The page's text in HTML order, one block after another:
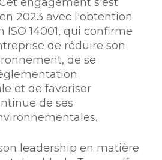
engagement s'est
2023 avec l'obtention
14001, qui confirme
de réduire son
de se
et de favoriser
de ses
leadership en matière